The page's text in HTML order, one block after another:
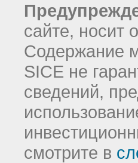
сайте, носит
Содержание
SICE не
сведений,
смотрите в